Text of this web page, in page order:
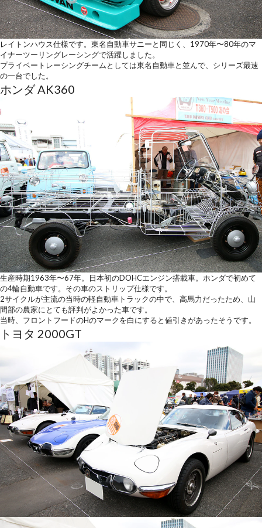
レイトンハウス仕様です。東名自動車サニーと同じく、1970年〜80年のマ
イナーツーリングレーシングで活躍しました。
プライベートレーシングチームとしては東名自動車と並んで、シリーズ最速
の一台でした。
ホンダ AK360
生産時期1963年〜67年。日本初のDOHCエンジン搭載車。ホンダで初めて
の4輪自動車です。その車のストリップ仕様です。
2サイクルが主流の当時の軽自動車トラックの中で、高馬力だったため、山
間部の農家にとても評判がよかった車です。
当時、フロントフードのHのマークを白にすると値引きがあったそうです。
トヨタ 2000GT